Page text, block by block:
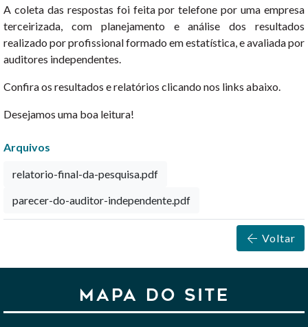
A coleta das respostas foi feita por telefone por uma empresa
terceirizada, com planejamento e análise dos resultados
realizado por profissional formado em estatística, e avaliada por
auditores independentes.
Confira os resultados e relatórios clicando nos links abaixo.
Desejamos uma boa leitura!
Arquivos
relatorio-final-da-pesquisa.pdf
parecer-do-auditor-independente.pdf
Voltar
MAPA DO SITE